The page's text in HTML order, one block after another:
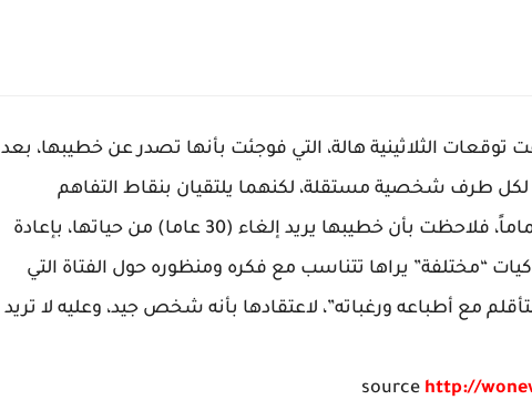
توقعات الثلاثينية هالة، التي فوجئت بأنها تصدر عن خطيبها، بعد
لكل طرف شخصية مستقلة، لكنهما يلتقيان بنقاط التفاهم
والاحترام. إلا أن ما حدث معها هو العكس تماماً، فلاحظت بأن خطيبها يريد إلغاء (30 عاما) من حياتها، بإعادة
يراها تتناسب مع فكره ومنظوره حول الفتاة التي
مع أطباعه ورغباته”، لاعتقادها بأنه شخص جيد، وعليه لا تريد
source http://